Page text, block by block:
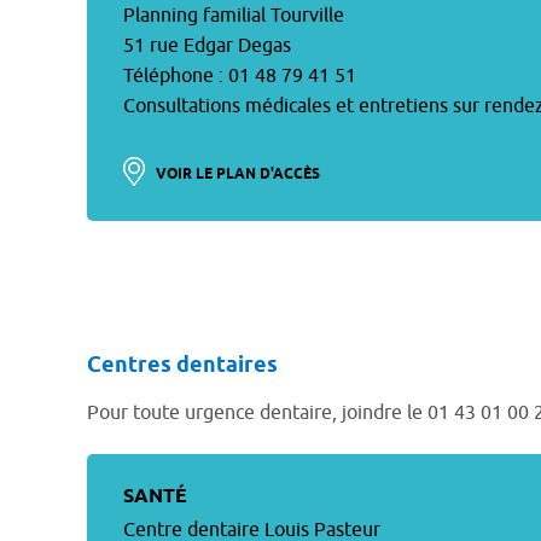
Planning familial Tourville
51 rue Edgar Degas
Téléphone : 01 48 79 41 51
Consultations médicales et entretiens sur
VOIR LE PLAN D'ACCÈS
Centres dentaires
Pour toute urgence dentaire, joindre le 01 43 01 00
SANTÉ
Centre dentaire Louis Pasteur